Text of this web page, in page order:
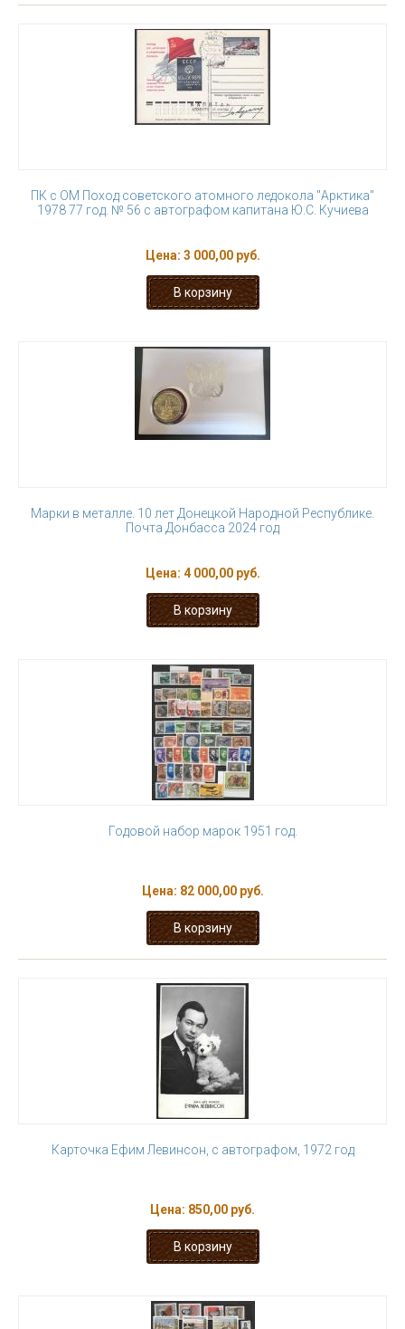
ПК с ОМ Поход советского атомного ледокола "Арктика"
1978 77 год. № 56 с автографом капитана Ю.С. Кучиева
Цена: 3 000,00 руб.
Марки в металле. 10 лет Донецкой Народной Республике.
Почта Донбасса 2024 год
Цена: 4 000,00 руб.
Годовой набор марок 1951 год.
Цена: 82 000,00 руб.
Карточка Ефим Левинсон, с автографом, 1972 год
Цена: 850,00 руб.